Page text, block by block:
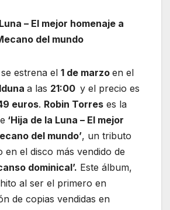
– El mejor homenaje a
del mundo
estrena el 1 de marzo en el
a las 21:00 y el precio es
euros. Robin Torres es la
‘Hija de la Luna – El mejor
del mundo’, un tributo
en el disco más vendido de
dominical’. Este álbum,
al ser el primero en
de copias vendidas en